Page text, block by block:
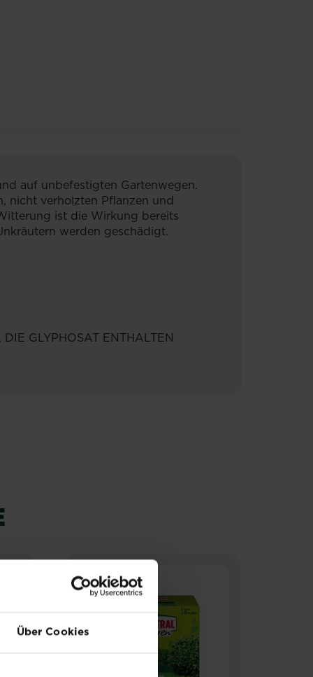
Über Cookies
auf unbefestigten Gartenwegen.
nicht verholzten Pflanzen und
ist die Wirkung bereits
werden geschädigt.
GLYPHOSAT ENTHALTEN
NEU